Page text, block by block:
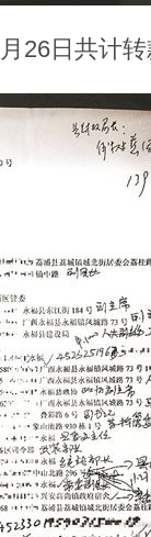
26日共计